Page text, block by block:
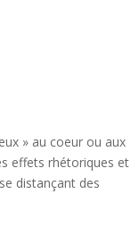
» au coeur ou aux
effets rhétoriques et
distançant des